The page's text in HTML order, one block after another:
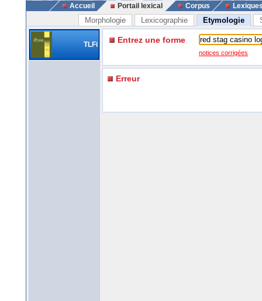
Accueil Portail lexical Corpus
Morphologie Lexicographie Etymologie
TLFi Entrez une forme
notices corrigées
Erreur